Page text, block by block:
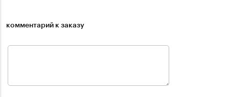
комментарий к заказу